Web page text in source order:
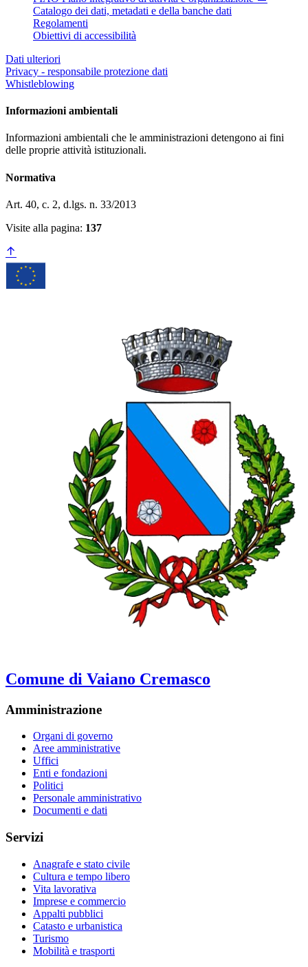
Catalogo dei dati, metadati e della banche dati
Regolamenti
Obiettivi di accessibilità
Dati ulteriori
Privacy - responsabile protezione dati
Whistleblowing
Informazioni ambientali
Informazioni ambientali che le amministrazioni detengono ai fini
delle proprie attività istituzionali.
Normativa
Art. 40, c. 2, d.lgs. n. 33/2013
Visite alla pagina: 137
Comune di Vaiano Cremasco
Amministrazione
Organi di governo
Aree amministrative
Uffici
Enti e fondazioni
Politici
Personale amministrativo
Documenti e dati
Servizi
Anagrafe e stato civile
Cultura e tempo libero
Vita lavorativa
Imprese e commercio
Appalti pubblici
Catasto e urbanistica
Turismo
Mobilità e trasporti